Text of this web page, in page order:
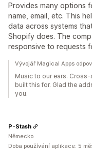
Provides many options
name, email, etc. This
data across systems
Shopify does. The
responsive to requests
Vývojář Magical Apps
Music to our ears.
built this for. Glad the
you.
P-Stash
Německo
Doba používání aplikace: 5